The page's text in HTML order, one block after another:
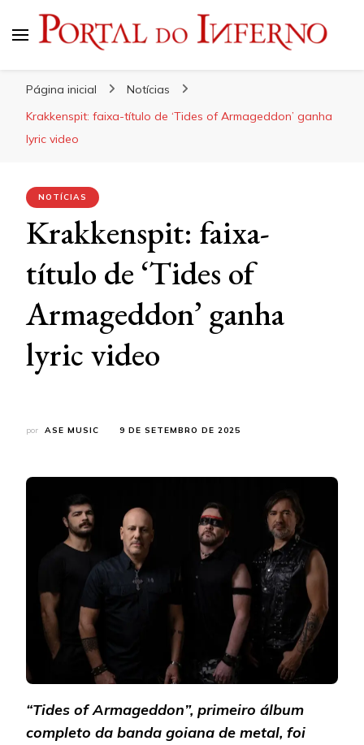
Página inicial
Notícias
Krakkenspit: faixa-título de ‘Tides of Armageddon’ ganha
lyric video
NOTÍCIAS
Krakkenspit: faixa-
título de ‘Tides of
Armageddon’ ganha
lyric video
por ASE MUSIC 9 DE SETEMBRO DE 2025
“Tides of Armageddon”, primeiro álbum
completo da banda goiana de metal, foi